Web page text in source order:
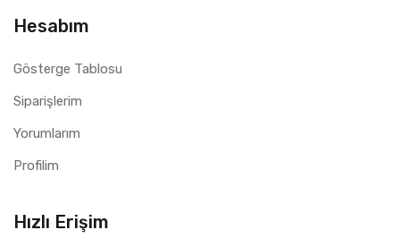
Hesabım
Gösterge Tablosu
Siparişlerim
Yorumlarım
Profilim
Hızlı Erişim